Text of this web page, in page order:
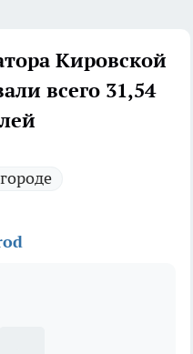
Кировской
всего 31,54